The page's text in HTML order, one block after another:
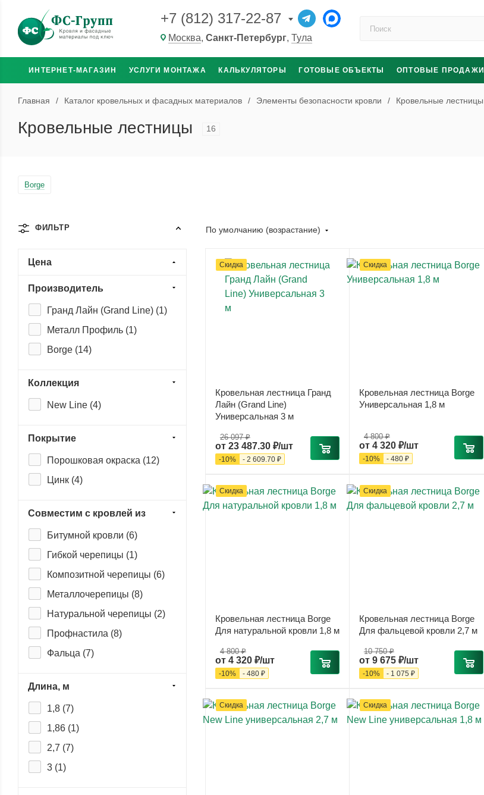
+7 (812) 317-22-87
Москва, Санкт-Петербург, Тула
ИНТЕРНЕТ-МАГАЗИН УСЛУГИ МОНТАЖА КАЛЬКУЛЯТОРЫ ГОТОВЫЕ ОБЪЕКТЫ ОПТОВЫЕ ПРОДАЖИ
Главная / Каталог кровельных и фасадных материалов / Элементы безопасности кровли / Кровельные лестницы
Кровельные лестницы 16
Borge
По умолчанию (возрастание)
Скидка
Кровельная лестница Гранд
Лайн (Grand Line)
Универсальная 3 м
от 23 487.30 ₽/шт
26 097 ₽
-10% - 2 609.70 ₽
Скидка
Кровельная лестница Borge
Универсальная 1,8 м
от 4 320 ₽/шт
4 800 ₽
-10% - 480 ₽
Скидка
Кровельная лестница Borge
Для натуральной кровли 1,8 м
от 4 320 ₽/шт
4 800 ₽
-10% - 480 ₽
Скидка
Кровельная лестница Borge
Для фальцевой кровли 2,7 м
от 9 675 ₽/шт
10 750 ₽
-10% - 1 075 ₽
Скидка Скидка
ФИЛЬТР
Цена
Производитель
Гранд Лайн (Grand Line) (1)
Металл Профиль (1)
Borge (14)
Коллекция
New Line (4)
Покрытие
Порошковая окраска (12)
Цинк (4)
Совместим с кровлей из
Битумной кровли (6)
Гибкой черепицы (1)
Композитной черепицы (6)
Металлочерепицы (8)
Натуральной черепицы (2)
Профнастила (8)
Фальца (7)
Длина, м
1,8 (7)
1,86 (1)
2,7 (7)
3 (1)